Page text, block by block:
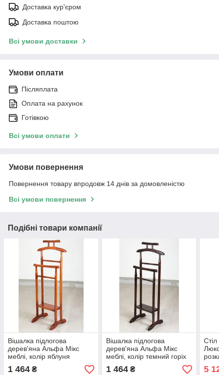
Доставка кур'єром
Доставка поштою
Всі умови доставки
Умови оплати
Післяплата
Оплата на рахунок
Готівкою
Всі умови оплати
Умови повернення
Повернення товару впродовж 14 днів за домовленістю
Всі умови повернення
Подібні товари компанії
Вішалка підлогова
дерев'яна Альфа Мікс
меблі, колір яблуня
1 464 ₴
Вішалка підлогова
дерев'яна Альфа Мікс
меблі, колір темний горіх
1 464₴
для
5